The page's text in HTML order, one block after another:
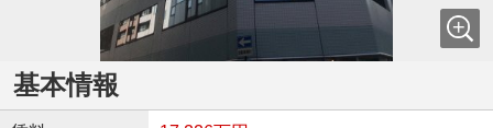
基本情報